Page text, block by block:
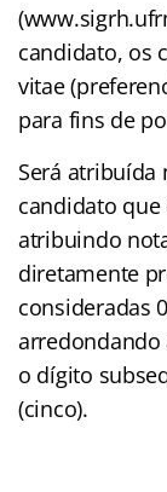
candidato, os
vitae
para fins de
Será atribuída
candidato
atribuindo
diretamente
consideradas
arredondando
o dígito
(cinco).